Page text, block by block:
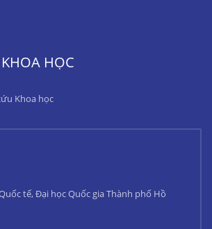
HỌC
Khoa học
tế, Đại học Quốc gia Thành phố Hồ